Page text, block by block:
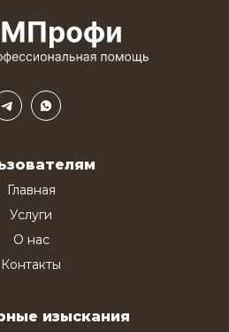
Главная
Услуги
О нас
Контакты
изыскания